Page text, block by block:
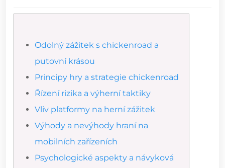
Odolný zážitek s chickenroad a
putovní krásou
Principy hry a strategie chickenroad
Řízení rizika a výherní taktiky
Vliv platformy na herní zážitek
Výhody a nevýhody hraní na
mobilních zařízeních
Psychologické aspekty a návyková